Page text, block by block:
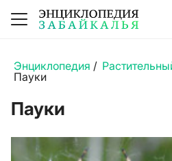
Энциклопедия /
Пауки
Пауки